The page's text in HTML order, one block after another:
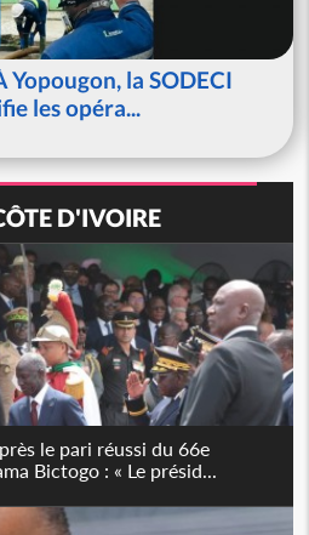
la SODECI
les opéra...
D'IVOIRE
le pari réussi du 66e
Bictogo : « Le présid...